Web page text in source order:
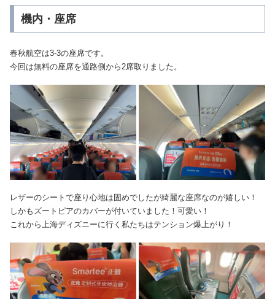
機内・座席
春秋航空は3-3の座席です。
今回は無料の座席を通路側から2席取りました。
レザーのシートで座り心地は固めでしたが綺麗な座席なのが嬉しい！
しかもズートピアのカバーが付いていました！可愛い！
これから上海ディズニーに行く私たちはテンション爆上がり！